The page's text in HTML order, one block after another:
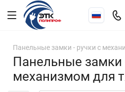
Панельные замки - ручки с
Панельные замки
механизмом для